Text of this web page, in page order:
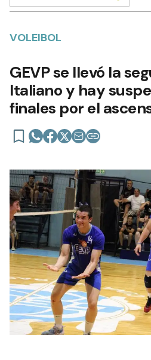
VOLEIBOL
GEVP se llevó la
Italiano y hay
finales por el